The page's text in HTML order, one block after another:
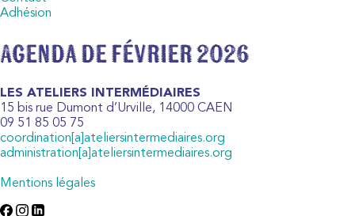
Adhésion
Agenda de février 2026
LES ATELIERS INTERMÉDIAIRES
15 bis rue Dumont d’Urville, 14000 CAEN
09 51 85 05 75
coordination[a]ateliersintermediaires.org
administration[a]ateliersintermediaires.org
Mentions légales